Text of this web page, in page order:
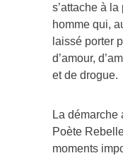
s’attache à
homme qui,
laissé porter
d’amour,
et de drogue.
La démarche
Poète
moments